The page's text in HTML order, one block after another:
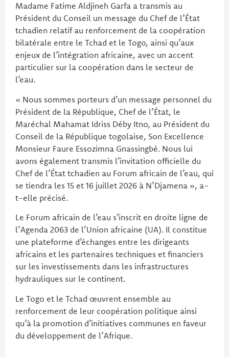
Madame Fatime Aldjineh Garfa a transmis au
Président du Conseil un message du Chef de l’État
tchadien relatif au renforcement de la coopération
bilatérale entre le Tchad et le Togo, ainsi qu’aux
enjeux de l’intégration africaine, avec un accent
particulier sur la coopération dans le secteur de
l’eau.
« Nous sommes porteurs d’un message personnel du
Président de la République, Chef de l’État, le
Maréchal Mahamat Idriss Déby Itno, au Président du
Conseil de la République togolaise, Son Excellence
Monsieur Faure Essozimna Gnassingbé. Nous lui
avons également transmis l’invitation officielle du
Chef de l’État tchadien au Forum africain de l’eau, qui
se tiendra les 15 et 16 juillet 2026 à N’Djamena », a-
t-elle précisé.
Le Forum africain de l’eau s’inscrit en droite ligne de
l’Agenda 2063 de l’Union africaine (UA). Il constitue
une plateforme d’échanges entre les dirigeants
africains et les partenaires techniques et financiers
sur les investissements dans les infrastructures
hydrauliques sur le continent.
Le Togo et le Tchad œuvrent ensemble au
renforcement de leur coopération politique ainsi
qu’à la promotion d’initiatives communes en faveur
du développement de l’Afrique.